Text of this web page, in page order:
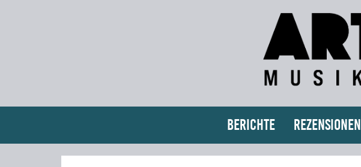
Berichte Rezensionen